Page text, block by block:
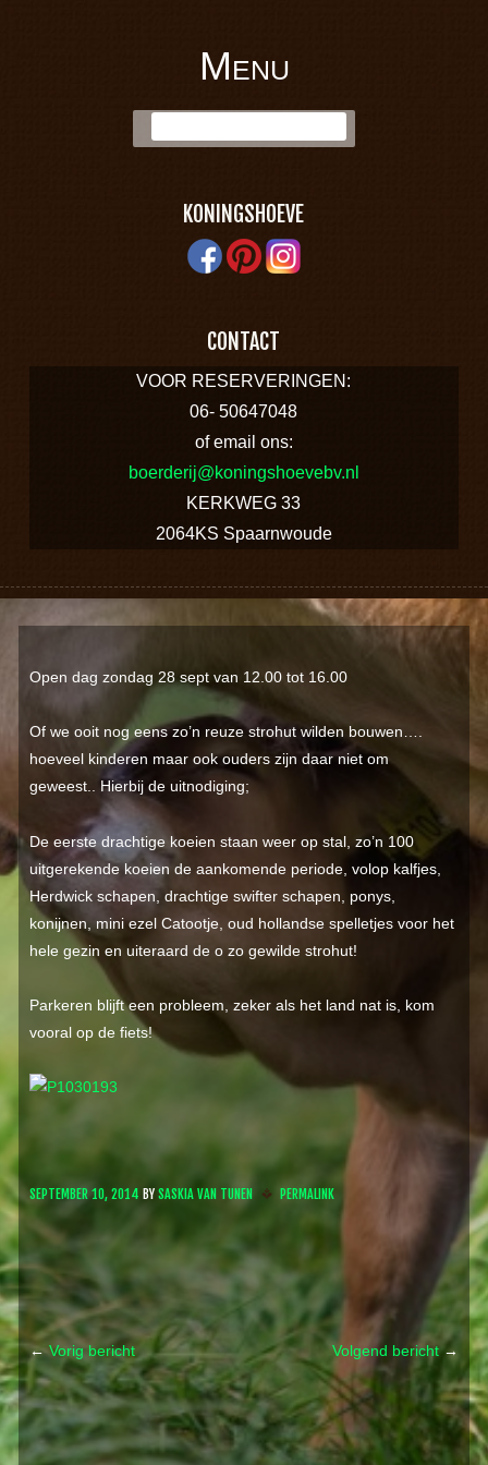
BOERDERIJ
KONINGSHOEVE
Menu
KONINGSHOEVE
CONTACT
VOOR RESERVERINGEN:
06- 50647048
of email ons:
boerderij@koningshoevebv.nl
KERKWEG 33
2064KS Spaarnwoude
Open dag zondag 28 sept van 12.00 tot 16.00
Of we ooit nog eens zo’n reuze strohut wilden bouwen….
hoeveel kinderen maar ook ouders zijn daar niet om
geweest.. Hierbij de uitnodiging;
De eerste drachtige koeien staan weer op stal, zo’n 100
uitgerekende koeien de aankomende periode, volop kalfjes,
Herdwick schapen, drachtige swifter schapen, ponys,
konijnen, mini ezel Catootje, oud hollandse spelletjes voor het
hele gezin en uiteraard de o zo gewilde strohut!
Parkeren blijft een probleem, zeker als het land nat is, kom
vooral op de fiets!
SEPTEMBER 10, 2014 BY SASKIA VAN TUNEN PERMALINK
Post navigation
←Vorig bericht Volgend bericht→